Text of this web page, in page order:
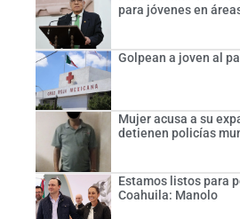
para jóvenes en
Golpean a joven al
Mujer acusa a su
detienen policías
Estamos listos para
Coahuila: Manolo